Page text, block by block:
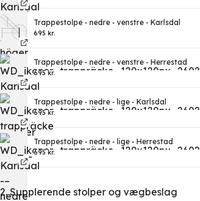
Trappestolpe - nedre - venstre - Karlsdal
695 kr.
Trappestolpe - nedre - venstre - Herrestad
695 kr.
Trappestolpe - nedre - lige - Karlsdal
695 kr.
Trappestolpe - nedre - lige - Herrestad
695 kr.
2. Supplerende stolper og vægbeslag